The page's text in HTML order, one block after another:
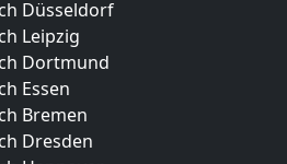
Düsseldorf
Leipzig
Dortmund
Essen
Bremen
Dresden